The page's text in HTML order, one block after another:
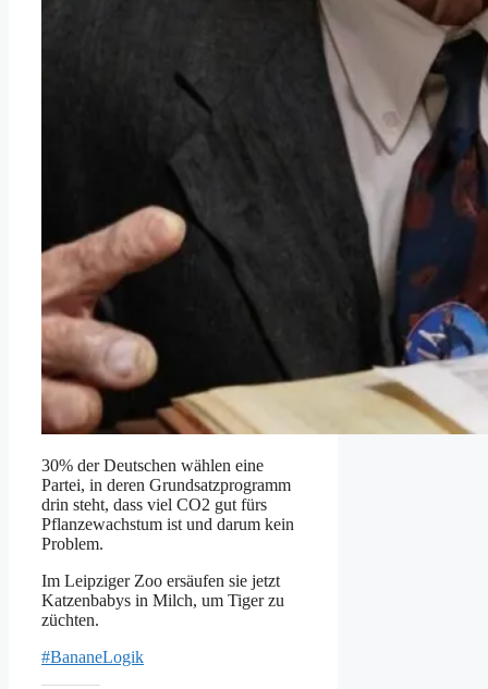
30% der Deutschen wählen eine
Partei, in deren Grundsatzprogramm
drin steht, dass viel CO2 gut fürs
Pflanzewachstum ist und darum kein
Problem.
Im Leipziger Zoo ersäufen sie jetzt
Katzenbabys in Milch, um Tiger zu
züchten.
#BananeLogik